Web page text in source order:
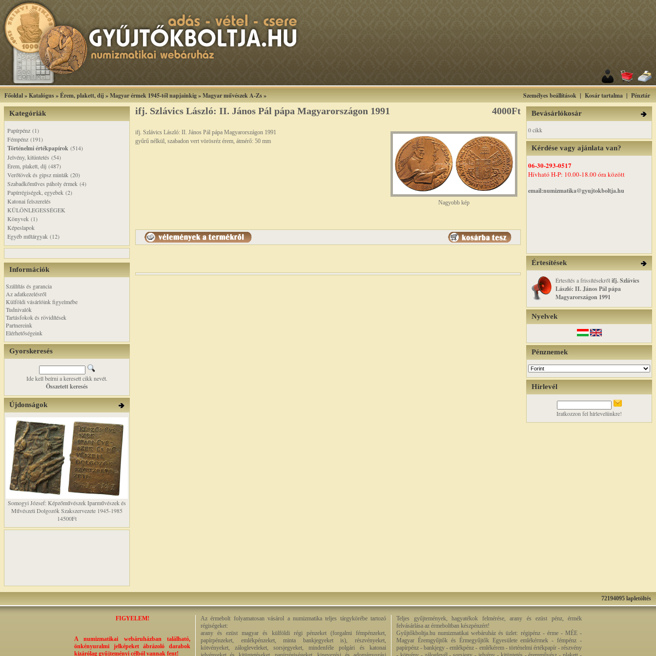
Főoldal»Katalógus»Érem, plakett, díj »Magyar érmek 1945-től napjainkig»Magyar művészek A-Zs» Személyes beállítások | Kosár tartalma | Pénztár
Kategóriák
Papírpénz (1)
Fémpénz (191)
Történelmi értékpapírok (514)
Jelvény, kitüntetés (54)
Érem, plakett, díj (487)
Verőtövek és gipsz minták (20)
Szabadkőműves páholy érmek (4)
Papírrégiségek, egyebek (2)
Katonai felszerelés
KÜLÖNLEGESSÉGEK
Könyvek (1)
Képeslapok
Egyéb műtárgyak (12)
Információk
Szállítás és garancia
Az adatkezelésről
Külföldi vásárlóink figyelmébe
Tudnivalók
Tartásfokok és rövidítések
Partnereink
Elérhetőségeink
Gyorskeresés
Ide kell beírni a keresett cikk nevét.
Összetett keresés
Újdonságok
Somogyi József: Képzőművészek Iparművészek és
Művészeti Dolgozók Szakszervezete 1945-1985
14500Ft
ifj. Szlávics László: II. János Pál pápa Magyarországon 1991 4000Ft
Nagyobb kép
ifj. Szlávics László: II. János Pál pápa Magyarországon 1991
gyűrű nélkül, szabadon vert vörösréz érem, átmérő: 50 mm
Bevásárlókosár
0 cikk
Kérdése vagy ajánlata van?
06-30-293-0517
Hívható H-P: 10.00-18.00 óra között
email:numizmatika@gyujtokboltja.hu
Értesítések
Értesítés a frissítésekről ifj. Szlávics
László: II. János Pál pápa
Magyarországon 1991
Nyelvek
Pénznemek
Hírlevél
Iratkozzon fel hírlevelünkre!
72194095 lapletöltés
FIGYELEM!
A numizmatikai webáruházban található,
önkényuralmi jelképeket ábrázoló darabok
kizárólag gyűjteményi célból vannak fent!
Az érmebolt folyamatosan vásárol a numizmatika teljes tárgykörébe tartozó
régiségeket:
arany és ezüst magyar és külföldi régi pénzeket (forgalmi fémpénzeket,
papírpénzeket, emlékpénzeket, minta bankjegyeket is), részvényeket,
kötvényeket, zálogleveleket, sorsjegyeket, mindenféle polgári és katonai
Teljes gyűjtemények, hagyatékok felmérése, arany és ezüst pénz, érmék
felvásárlása az érmeboltban készpénzért!
Gyűjtőkboltja.hu numizmatikai webáruház és üzlet: régipénz - érme - MÉE -
Magyar Éremgyűjtők és Érmegyűjtők Egyesülete emlékérmek - fémpénz -
papírpénz - bankjegy - emlékpénz - emlékérem - történelmi értékpapír - részvény